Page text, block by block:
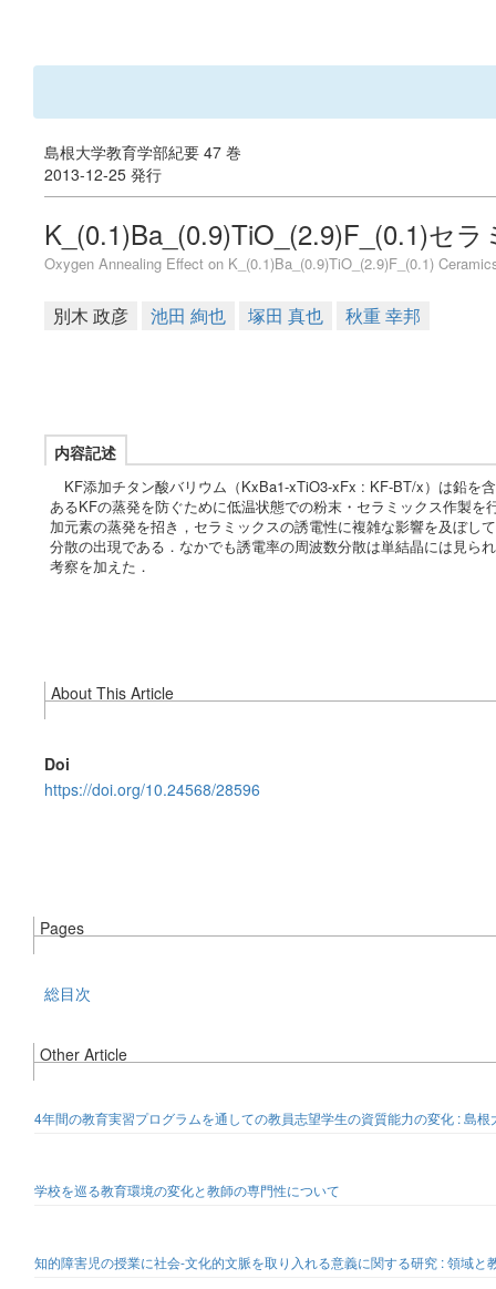
島根大学教育学部紀要 47 巻
2013-12-25 発行
K_(0.1)Ba_(0.9)TiO_(2.9)F_(0.1)セ
Oxygen Annealing Effect on K_(0.1)Ba_(0.9)TiO_(2.9)F_(0.1)
別木 政彦 池田 絢也 塚田 真也 秋重 幸邦
内容記述
KF添加チタン酸バリウム（KxBa1-xTiO3-xFx : KF-BT/x）は鉛を
あるKFの蒸発を防ぐために低温状態での粉末・セラミックス作製
加元素の蒸発を招き，セラミックスの誘電性に複雑な影響を及ぼ
分散の出現である．なかでも誘電率の周波数分散は単結晶には見ら
考察を加えた．
About This Article
Doi
https://doi.org/10.24568/28596
Pages
総目次
Other Article
4年間の教育実習プログラムを通しての教員志望学生の資質能力の変化 : 島
学校を巡る教育環境の変化と教師の専門性について
知的障害児の授業に社会-文化的文脈を取り入れる意義に関する研究 : 領域